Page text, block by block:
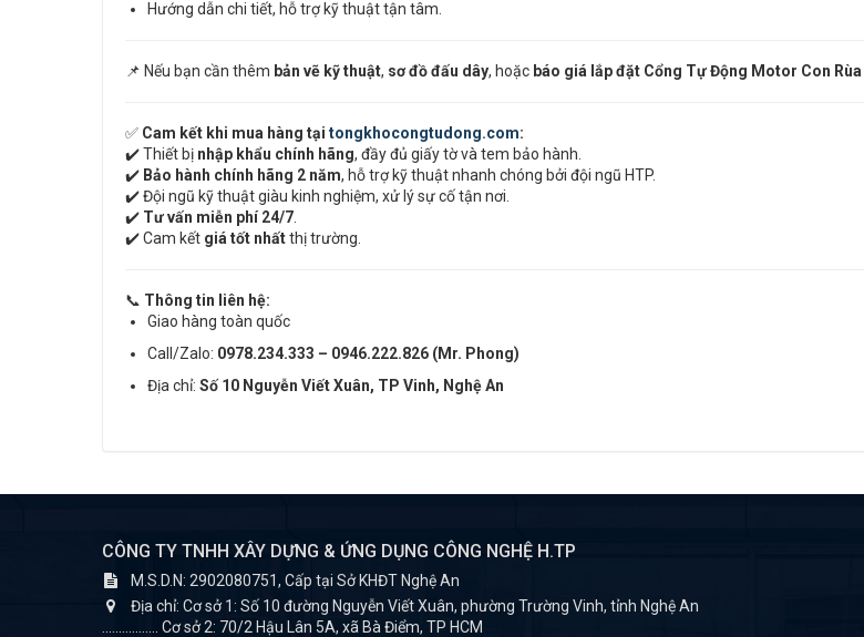
Hướng dẫn chi tiết, hỗ trợ kỹ thuật tận tâm.
📌 Nếu bạn cần thêm bản vẽ kỹ thuật, sơ đồ đấu dây, hoặc báo giá lắp đặt Cổng Tự Động Motor Con Rùa
✅ Cam kết khi mua hàng tại tongkhocongtudong.com:
✔️ Thiết bị nhập khẩu chính hãng, đầy đủ giấy tờ và tem bảo hành.
✔️ Bảo hành chính hãng 2 năm, hỗ trợ kỹ thuật nhanh chóng bởi đội ngũ HTP.
✔️ Đội ngũ kỹ thuật giàu kinh nghiệm, xử lý sự cố tận nơi.
✔️ Tư vấn miễn phí 24/7
✔️ Cam kết giá tốt nhấtthị trường.
📞 Thông tin liên hệ:
Giao hàng toàn quốc
Call/Zalo: 0978.234.333 – 0946.222.826 (Mr. Phong)
Địa chỉ: Số 10 Nguyễn Viết Xuân, TP Vinh, Nghệ An
CÔNG TY TNHH XÂY DỰNG & ỨNG DỤNG CÔNG NGHỆ H.TP
M.S.D.N: 2902080751, Cấp tại Sở KHĐT Nghệ An
Địa chỉ: Cơ sở 1: Số 10 đường Nguyễn Viết Xuân, phường Trường Vinh, tỉnh Nghệ An
................. Cơ sở 2: 70/2 Hậu Lân 5A, xã Bà Điểm, TP HCM